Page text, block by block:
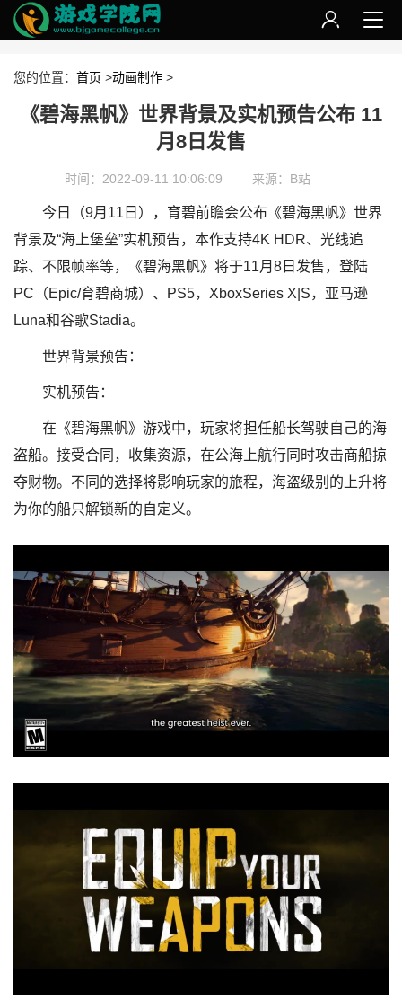
您的位置： 首页 >动画制作 >
《碧海黑帆》世界背景及实机预告公布 11
月8日发售
时间：2022-09-11 10:06:09 来源：B站
今日（9月11日），育碧前瞻会公布《碧海黑帆》世界
背景及“海上堡垒”实机预告，本作支持4K HDR、光线追
踪、不限帧率等，《碧海黑帆》将于11月8日发售，登陆
PC（Epic/育碧商城）、PS5，XboxSeries X|S，亚马逊
Luna和谷歌Stadia。
世界背景预告：
实机预告：
在《碧海黑帆》游戏中，玩家将担任船长驾驶自己的海
盗船。接受合同，收集资源，在公海上航行同时攻击商船掠
夺财物。不同的选择将影响玩家的旅程，海盗级别的上升将
为你的船只解锁新的自定义。